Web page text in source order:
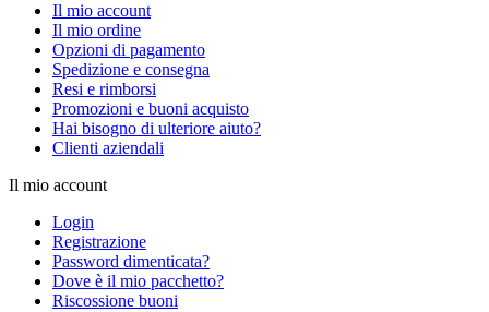
Il mio account
Il mio ordine
Opzioni di pagamento
Spedizione e consegna
Resi e rimborsi
Promozioni e buoni acquisto
Hai bisogno di ulteriore aiuto?
Clienti aziendali
Il mio account
Login
Registrazione
Password dimenticata?
Dove è il mio pacchetto?
Riscossione buoni